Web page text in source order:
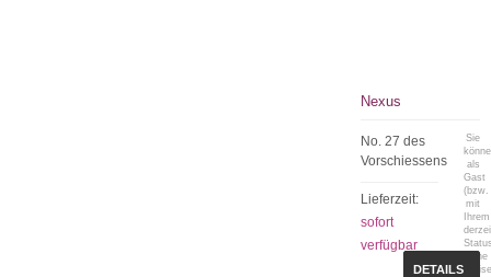
Nexus
No. 27 des
Vorschiessens
Lieferzeit:
sofort
verfügbar
Sie
als
Gast
(bzw.
mit
Ihrem
keine
DETAILS